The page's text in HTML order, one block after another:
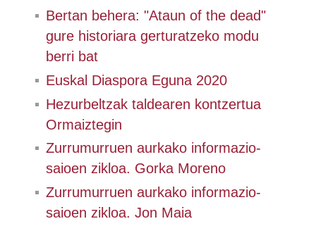
Bertan behera: "Ataun of the dead"
gure historiara gerturatzeko modu
berri bat
Euskal Diaspora Eguna 2020
Hezurbeltzak taldearen kontzertua
Ormaiztegin
Zurrumurruen aurkako informazio-
saioen zikloa. Gorka Moreno
Zurrumurruen aurkako informazio-
saioen zikloa. Jon Maia